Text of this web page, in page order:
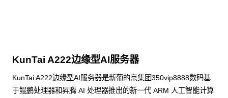
KunTai A222边缘型AI服务器
KunTai A222边缘型AI服务器是新葡的京集团350vip8888数码基
于鲲鹏处理器和昇腾 AI 处理器推出的新一代 ARM 人工智能计算